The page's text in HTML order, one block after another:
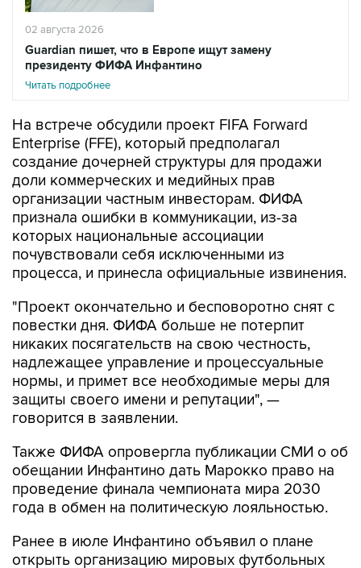
02 августа 2026
Guardian пишет, что в Европе ищут замену
президенту ФИФА Инфантино
Читать подробнее
На встрече обсудили проект FIFA Forward
Enterprise (FFE), который предполагал
создание дочерней структуры для продажи
доли коммерческих и медийных прав
организации частным инвесторам. ФИФА
признала ошибки в коммуникации, из-за
которых национальные ассоциации
почувствовали себя исключенными из
процесса, и принесла официальные извинения.
"Проект окончательно и бесповоротно снят с
повестки дня. ФИФА больше не потерпит
никаких посягательств на свою честность,
надлежащее управление и процессуальные
нормы, и примет все необходимые меры для
защиты своего имени и репутации", —
говорится в заявлении.
Также ФИФА опровергла публикации СМИ о об
обещании Инфантино дать Марокко право на
проведение финала чемпионата мира 2030
года в обмен на политическую лояльностью.
Ранее в июле Инфантино объявил о плане
открыть организацию мировых футбольных